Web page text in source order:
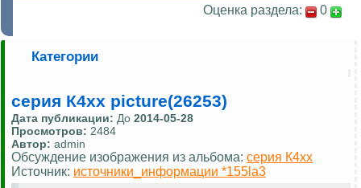
Оценка раздела: 0
Категории
серия К4хх picture(26253)
Дата публикации: До 2014-05-28
Просмотров: 2484
Автор: admin
Обсуждение изображения из альбома: серия К4хх
Источник: источники_информации *155la3